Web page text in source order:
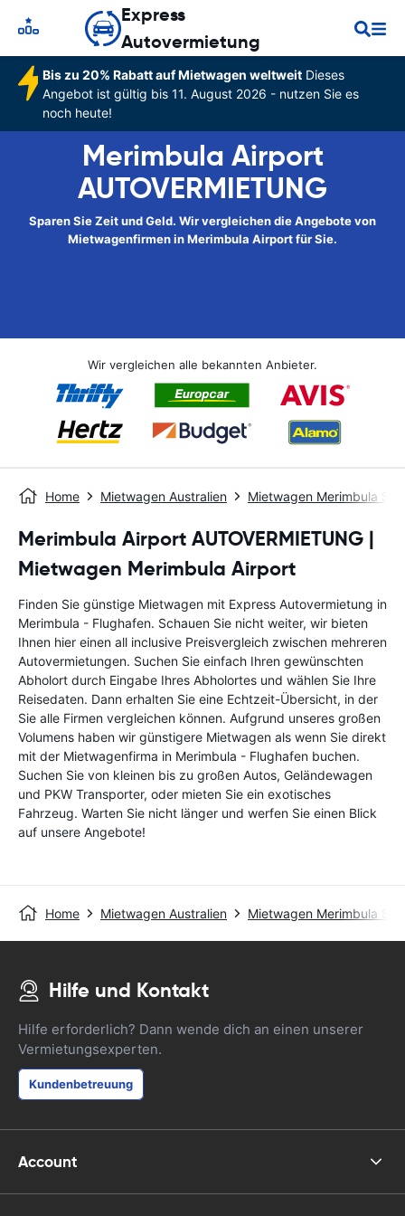
Express
Autovermietung
Bis zu 20% Rabatt auf Mietwagen weltweitDieses
Angebot ist gültig bis 11. August 2026 - nutzen Sie es
noch heute!
Merimbula Airport
AUTOVERMIETUNG
Sparen Sie Zeit und Geld. Wir vergleichen die Angebote von
Mietwagenfirmen in Merimbula Airport für Sie.
Wir vergleichen alle bekannten Anbieter.
Home Mietwagen Australien Mietwagen Merimbula
Merimbula Airport AUTOVERMIETUNG |
Mietwagen Merimbula Airport
Finden Sie günstige Mietwagen mit Express Autovermietung in
Merimbula - Flughafen. Schauen Sie nicht weiter, wir bieten
Ihnen hier einen all inclusive Preisvergleich zwischen mehreren
Autovermietungen. Suchen Sie einfach Ihren gewünschten
Abholort durch Eingabe Ihres Abholortes und wählen Sie Ihre
Reisedaten. Dann erhalten Sie eine Echtzeit-Übersicht, in der
Sie alle Firmen vergleichen können. Aufgrund unseres großen
Volumens haben wir günstigere Mietwagen als wenn Sie direkt
mit der Mietwagenfirma in Merimbula - Flughafen buchen.
Suchen Sie von kleinen bis zu großen Autos, Geländewagen
und PKW Transporter, oder mieten Sie ein exotisches
Fahrzeug. Warten Sie nicht länger und werfen Sie einen Blick
auf unsere Angebote!
Home Mietwagen Australien Mietwagen Merimbula
Hilfe und Kontakt
Hilfe erforderlich? Dann wende dich an einen unserer
Vermietungsexperten.
Kundenbetreuung
Account